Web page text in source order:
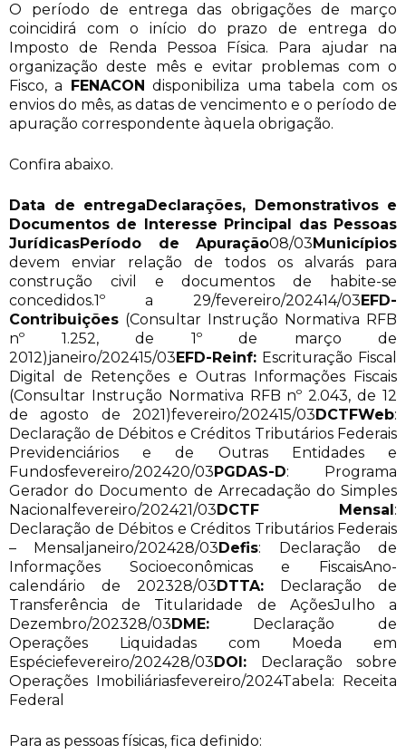
O período de entrega das obrigações de março
coincidirá com o início do prazo de entrega do
Imposto de Renda Pessoa Física. Para ajudar na
organização deste mês e evitar problemas com o
Fisco, a
FENACON disponibiliza uma tabela com os
envios do mês, as datas de vencimento e o período de
apuração correspondente àquela obrigação.
Confira abaixo.
Data de entrega Declarações, Demonstrativos e
Documentos de Interesse Principal das Pessoas
JurídicasPeríodo de Apuração08/03 Municípios
devem enviar relação de todos os alvarás para
construção civil e documentos de habite-se
concedidos.1º a 29/fevereiro/202414/03 EFD-
Contribuições (Consultar Instrução Normativa RFB
nº 1.252, de 1º de março de
2012)janeiro/202415/03 EFD-Reinf: Escrituração Fiscal
Digital de Retenções e Outras Informações Fiscais
(Consultar Instrução Normativa RFB nº 2.043, de 12
de agosto de 2021)fevereiro/202415/03 DCTFWeb:
Declaração de Débitos e Créditos Tributários Federais
Previdenciários e de Outras Entidades e
Fundosfevereiro/202420/03 PGDAS-D: Programa
Gerador do Documento de Arrecadação do Simples
Nacionalfevereiro/202421/03 DCTF Mensal :
Declaração de Débitos e Créditos Tributários Federais
– Mensaljaneiro/202428/03 Defis: Declaração de
Informações Socioeconômicas e FiscaisAno-
calendário de 202328/03 DTTA:
Declaração de
Transferência de Titularidade de AçõesJulho a
Dezembro/202328/03 DME: Declaração de
Operações Liquidadas com Moeda em
Espéciefevereiro/202428/03 DOI: Declaração sobre
Operações Imobiliáriasfevereiro/2024Tabela: Receita
Federal
Para as pessoas físicas, fica definido: